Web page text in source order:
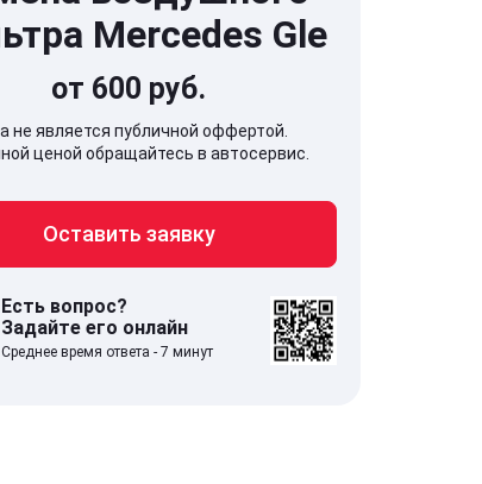
обл,
Mercedes Gle
от 600 руб.
не является публичной оффертой.
ценой обращайтесь в автосервис.
Оставить заявку
Есть вопрос?
Задайте его онлайн
Среднее время ответа - 7 минут